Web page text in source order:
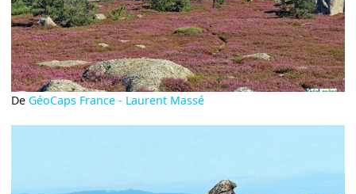
De GéoCaps France - Laurent Massé